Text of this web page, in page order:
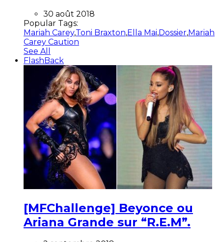
30 août 2018
Popular Tags:
Mariah Carey,Toni Braxton,Ella Mai,Dossier,Mariah
Carey Caution
See All
FlashBack
[MFChallenge] Beyonce ou
Ariana Grande sur “R.E.M”.